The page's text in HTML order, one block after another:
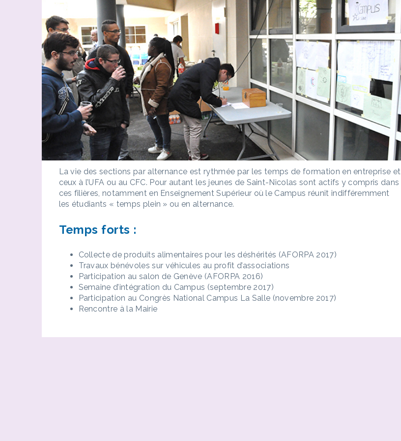
La vie des sections par alternance est rythmée par les temps de formation en entreprise et
ceux à l’UFA ou au CFC. Pour autant les jeunes de Saint-Nicolas sont actifs y compris dans
ces filières, notamment en Enseignement Supérieur où le Campus réunit indifféremment
les étudiants « temps plein » ou en alternance.
Temps forts :
Collecte de produits alimentaires pour les déshérités (AFORPA 2017)
Travaux bénévoles sur véhicules au profit d’associations
Participation au salon de Genève (AFORPA 2016)
Semaine d’intégration du Campus (septembre 2017)
Participation au Congrès National Campus La Salle (novembre 2017)
Rencontre à la Mairie